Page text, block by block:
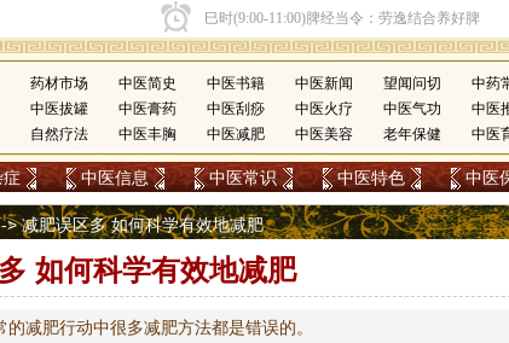
药材市场 中医简史 中医书籍 中医新闻 望闻问切
中药
中医拔罐 中医膏药 中医刮痧 中医火疗 中医气功
中医
自然疗法 中医丰胸 中医减肥 中医美容 老年保健 中医
症 中医信息 中医常识 中医特色 中医
减肥误区多 如何科学有效地减肥
如何科学有效地减肥
减肥行动中很多减肥方法都是错误的。